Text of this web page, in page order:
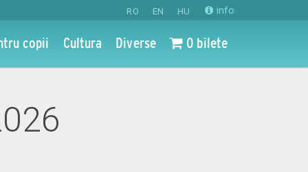
RO EN HU info
copii Cultura Diverse 0 bilete